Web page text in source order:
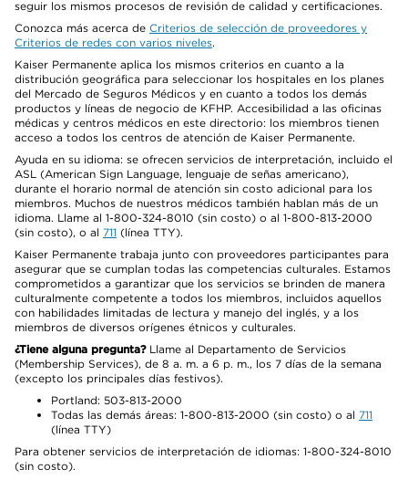
seguir los mismos procesos de revisión de calidad y certificaciones.
Conozca más acerca de Criterios de selección de proveedores y
Criterios de redes con varios niveles.
Kaiser Permanente aplica los mismos criterios en cuanto a la
distribución geográfica para seleccionar los hospitales en los planes
del Mercado de Seguros Médicos y en cuanto a todos los demás
productos y líneas de negocio de KFHP. Accesibilidad a las oficinas
médicas y centros médicos en este directorio: los miembros tienen
acceso a todos los centros de atención de Kaiser Permanente.
Ayuda en su idioma: se ofrecen servicios de interpretación, incluido el
ASL (American Sign Language, lenguaje de señas americano),
durante el horario normal de atención sin costo adicional para los
miembros. Muchos de nuestros médicos también hablan más de un
idioma. Llame al 1-800-324-8010 (sin costo) o al 1-800-813-2000
(sin costo), o al 711 (línea TTY).
Kaiser Permanente trabaja junto con proveedores participantes para
asegurar que se cumplan todas las competencias culturales. Estamos
comprometidos a garantizar que los servicios se brinden de manera
culturalmente competente a todos los miembros, incluidos aquellos
con habilidades limitadas de lectura y manejo del inglés, y a los
miembros de diversos orígenes étnicos y culturales.
¿Tiene alguna pregunta?Llame al Departamento de Servicios
(Membership Services), de 8 a. m. a 6 p. m., los 7 días de la semana
(excepto los principales días festivos).
Portland: 503-813-2000
Todas las demás áreas: 1-800-813-2000 (sin costo) o al 711
(línea TTY)
Para obtener servicios de interpretación de idiomas: 1-800-324-8010
(sin costo).